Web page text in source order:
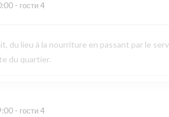
- гости 4
du lieu à la nourriture en passant par le
du quartier.
- гости 4